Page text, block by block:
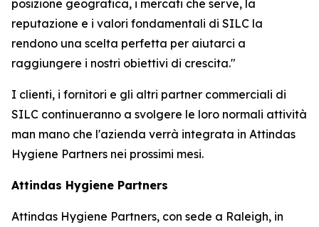
posizione geografica, i mercati che serve, la
reputazione e i valori fondamentali di SILC la
rendono una scelta perfetta per aiutarci a
raggiungere i nostri obiettivi di crescita."
I clienti, i fornitori e gli altri partner commerciali di
SILC continueranno a svolgere le loro normali attività
man mano che l'azienda verrà integrata in Attindas
Hygiene Partners nei prossimi mesi.
Attindas Hygiene Partners
Attindas Hygiene Partners, con sede a Raleigh, in